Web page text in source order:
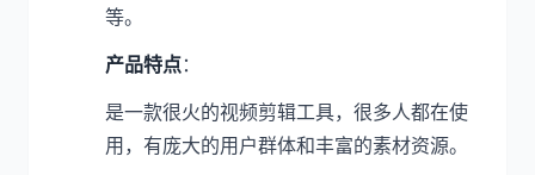
等。
产品特点：
是一款很火的视频剪辑工具，很多人都在使
用，有庞大的用户群体和丰富的素材资源。